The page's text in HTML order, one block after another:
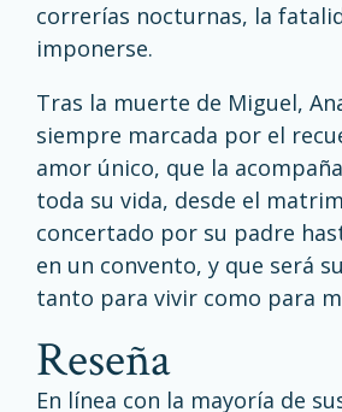
correrías nocturnas, la
imponerse.
Tras la muerte de Miguel,
siempre marcada por el
amor único, que la
toda su vida, desde el
concertado por su padre
en un convento, y que será
tanto para vivir como para
reseña
En línea con la mayoría de